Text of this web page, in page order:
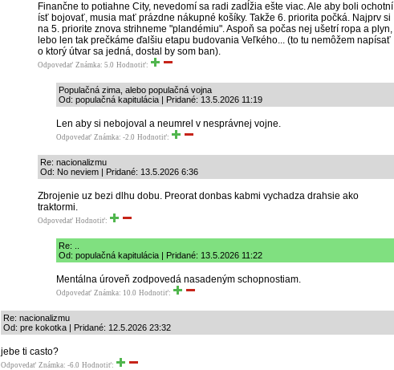
Finančne to potiahne City, nevedomí sa radi zadĺžia ešte viac. Ale aby boli ochotní
ísť bojovať, musia mať prázdne nákupné košíky. Takže 6. priorita počká. Najprv si
na 5. priorite znova strihneme "plandémiu". Aspoň sa počas nej ušetrí ropa a plyn,
lebo len tak prečkáme ďalšiu etapu budovania Veľkého... (to tu nemôžem napísať
o ktorý útvar sa jedná, dostal by som ban).
Odpovedať Známka: 5.0 Hodnotiť:
Populačná zima, alebo populačná vojna
Od: populačná kapitulácia | Pridané: 13.5.2026 11:19
Len aby si nebojoval a neumrel v nesprávnej vojne.
Odpovedať Známka: -2.0 Hodnotiť:
Re: nacionalizmu
Od: No neviem | Pridané: 13.5.2026 6:36
Zbrojenie uz bezi dlhu dobu. Preorat donbas kabmi vychadza drahsie ako
traktormi.
Odpovedať Hodnotiť:
Re: ..
Od: populačná kapitulácia | Pridané: 13.5.2026 11:22
Mentálna úroveň zodpovedá nasadeným schopnostiam.
Odpovedať Známka: 10.0 Hodnotiť:
Re: nacionalizmu
Od: pre kokotka | Pridané: 12.5.2026 23:32
jebe ti casto?
Odpovedať Známka: -6.0 Hodnotiť: